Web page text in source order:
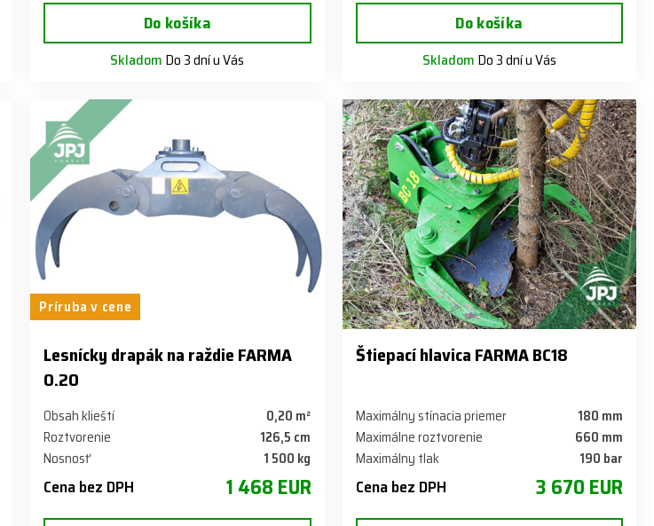
Do košíka
Skladom Do 3 dní u Vás
Do košíka
Skladom Do 3 dní u Vás
Príruba v cene
Lesnícky drapák na raždie FARMA
0.20
Obsah klieští
0,20 m²
Roztvorenie
126,5 cm
Nosnosť
1 500 kg
Cena bez DPH 1 468 EUR
Štiepací hlavica FARMA BC18
Maximálny stínacia priemer
180 mm
Maximálne roztvorenie
660 mm
Maximálny tlak
190 bar
Cena bez DPH 3 670 EUR